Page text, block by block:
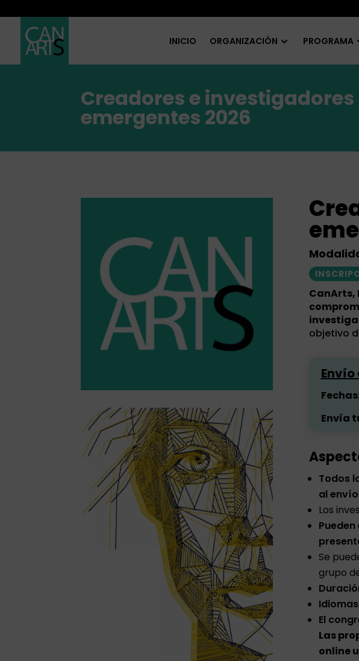
INICIO ORGANIZACIÓN PROGRAMA
Creadores e investigadores
emergentes 2026
CanArts,
objetivo
Envía
Todos
al
Los
Se
grupo
El
Las
online